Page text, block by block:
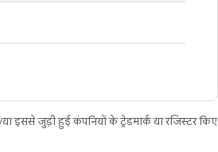
जुड़ी हुई कंपनियों के ट्रेडमार्क या रजिस्टर किए